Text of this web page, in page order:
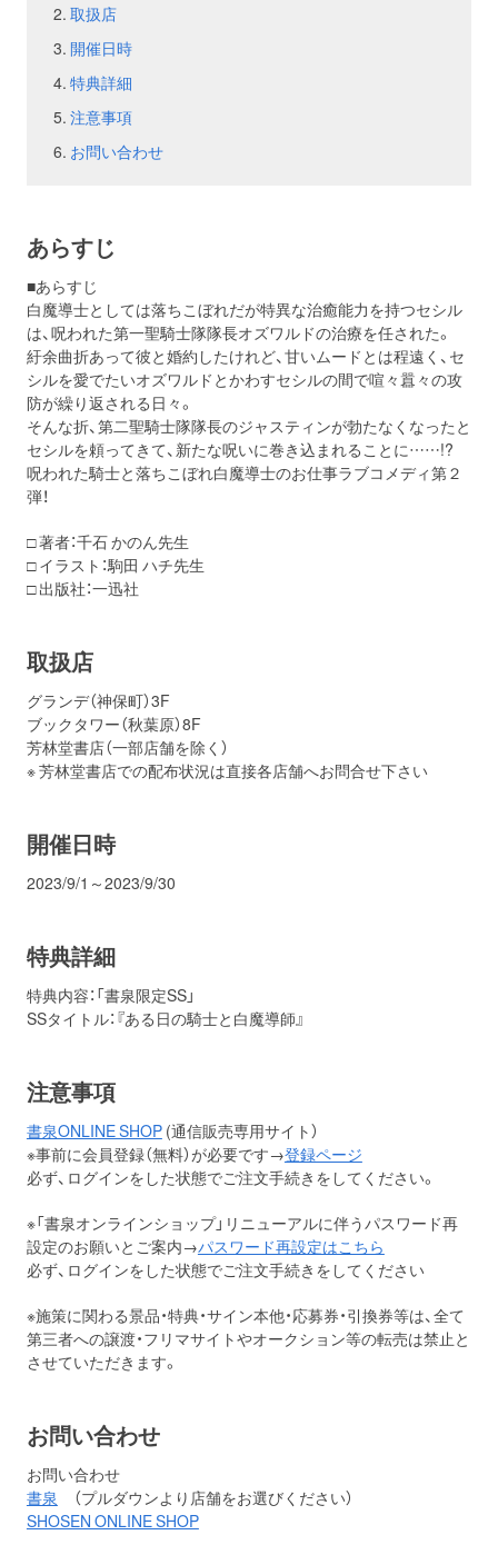
取扱店
開催日時
特典詳細
注意事項
お問い合わせ
あらすじ
■あらすじ
白魔導士としては落ちこぼれだが特異な治癒能力を持つセシル
は、呪われた第一聖騎士隊隊長オズワルドの治療を任された。
紆余曲折あって彼と婚約したけれど、甘いムードとは程遠く、セ
シルを愛でたいオズワルドとかわすセシルの間で喧々囂々の攻
防が繰り返される日々。
そんな折、第二聖騎士隊隊長のジャスティンが勃たなくなったと
セシルを頼ってきて、新たな呪いに巻き込まれることに……!?
呪われた騎士と落ちこぼれ白魔導士のお仕事ラブコメディ第２
弾！
□ 著者：千石 かのん先生
□ イラスト：駒田 ハチ先生
□ 出版社：一迅社
取扱店
グランデ（神保町）3F
ブックタワー（秋葉原）8F
芳林堂書店（一部店舗を除く）
※ 芳林堂書店での配布状況は直接各店舗へお問合せ下さい
開催日時
2023/9/1～2023/9/30
特典詳細
特典内容：「書泉限定SS」
SSタイトル：『ある日の騎士と白魔導師』
注意事項
書泉ONLINE SHOP(通信販売専用サイト）
※事前に会員登録（無料）が必要です→登録ページ
必ず、ログインをした状態でご注文手続きをしてください。
※「書泉オンラインショップ」リニューアルに伴うパスワード再
設定のお願いとご案内→パスワード再設定はこちら
必ず、ログインをした状態でご注文手続きをしてください
※施策に関わる景品・特典・サイン本他・応募券・引換券等は、全て
第三者への譲渡・フリマサイトやオークション等の転売は禁止と
させていただきます。
お問い合わせ
お問い合わせ
書泉 （プルダウンより店舗をお選びください）
SHOSEN ONLINE SHOP